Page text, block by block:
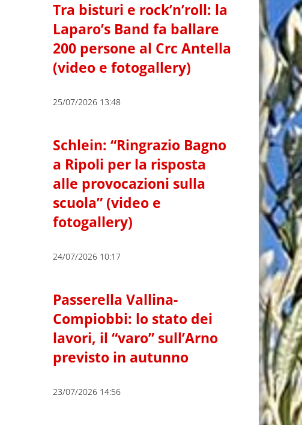
Tra bisturi e rock’n’roll: la
Laparo’s Band fa ballare
200 persone al Crc Antella
(video e fotogallery)
25/07/2026 13:48
Schlein: “Ringrazio Bagno
a Ripoli per la risposta
alle provocazioni sulla
scuola” (video e
fotogallery)
24/07/2026 10:17
Passerella Vallina-
Compiobbi: lo stato dei
lavori, il “varo” sull’Arno
previsto in autunno
23/07/2026 14:56